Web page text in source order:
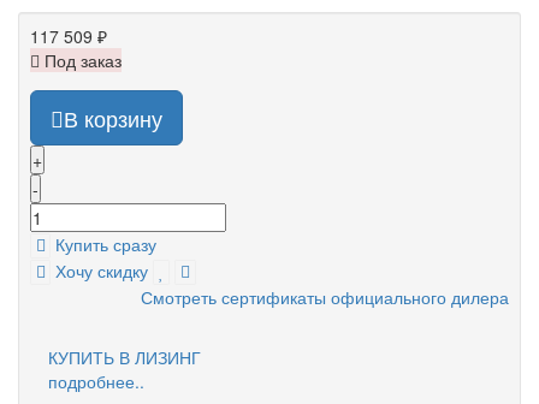
117 509 ₽
Под заказ
В корзину
+
-
Купить сразу
Хочу скидку
Смотреть сертификаты официального дилера
КУПИТЬ В ЛИЗИНГ
подробнее..